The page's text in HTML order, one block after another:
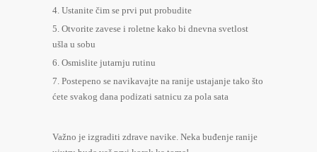
Ustanite čim se prvi put probudite
Otvorite zavese i roletne kako bi dnevna svetlost
ušla u sobu
Osmislite jutarnju rutinu
Postepeno se navikavajte na ranije ustajanje tako što
ćete svakog dana podizati satnicu za pola sata
Važno je izgraditi zdrave navike. Neka buđenje ranije